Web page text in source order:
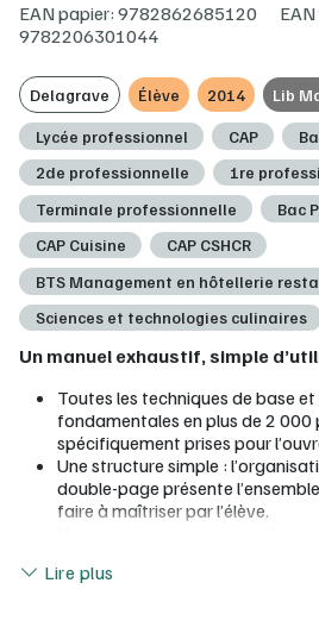
EAN papier: 9782862685120
9782206301044
Delagrave Élève 2014 Lib
Lycée professionnel CAP
2de professionnelle
1re
Terminale professionnelle
Bac
CAP Cuisine
CAP CSHCR
BTS Management en hôtellerie
Sciences et technologies culinaires
Un manuel exhaustif, simple
Toutes les techniques de base
fondamentales en plus de 2 000
spécifiquement prises pour
Une structure simple :
double-page présente
faire à maîtriser par l’élève.
de l’ouvrage
Lire plus